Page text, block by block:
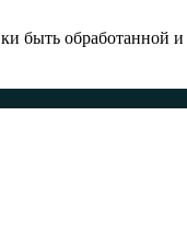
обработанной